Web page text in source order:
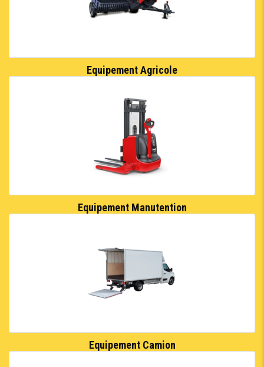
Equipement Agricole
Equipement Manutention
Equipement Camion